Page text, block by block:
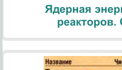
Ядерная